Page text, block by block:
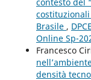
Brasile ,
Online Sp-
Francesco
densità